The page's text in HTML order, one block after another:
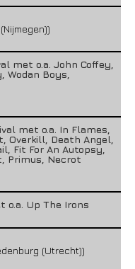
met o.a. John Coffey,
Wodan Boys,
met o.a. In Flames,
Overkill, Death Angel,
Fit For An Autopsy,
Primus, Necrot
o.a. Up The Irons
(Utrecht))